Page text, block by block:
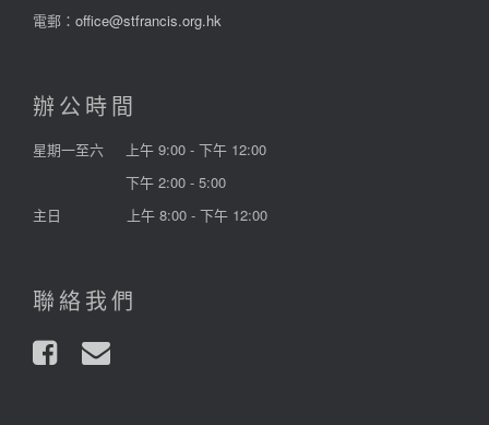
電郵： office@stfrancis.org.hk
辦公時間
星期一至六
上午 9:00 - 下午 12:00
下午 2:00 - 5:00
主日
上午 8:00 - 下午 12:00
聯絡我們